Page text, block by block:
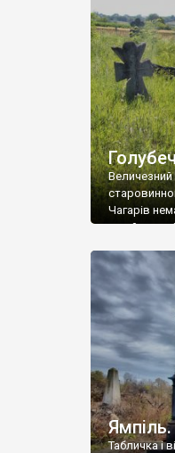
Величезний
Чагарів
–
бруньками,
делікатес.
Табличка і